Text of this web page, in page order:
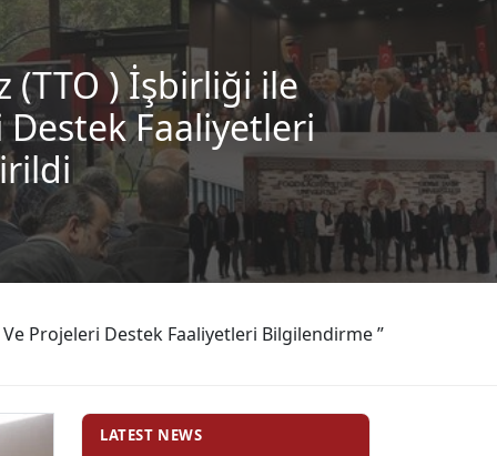
(TTO ) İşbirliği ile
Destek Faaliyetleri
Projeleri Destek Faaliyetleri Bilgilendirme ”
LATEST NEWS